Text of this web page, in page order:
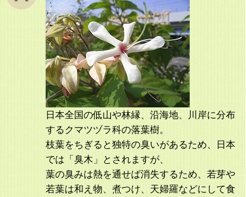
日本全国の低山や林縁、沿海地、川岸に分布
するクマツヅラ科の落葉樹。
枝葉をちぎると独特の臭いがあるため、日本
では「臭木」とされますが、
葉の臭みは熱を通せば消失するため、若芽や
若葉は和え物、煮つけ、天婦羅などにして食